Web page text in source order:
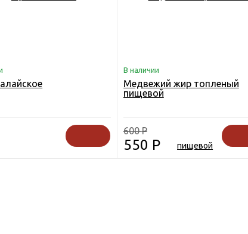
В наличии
Медвежий жир топленый
пищевой
600Р
550 Р